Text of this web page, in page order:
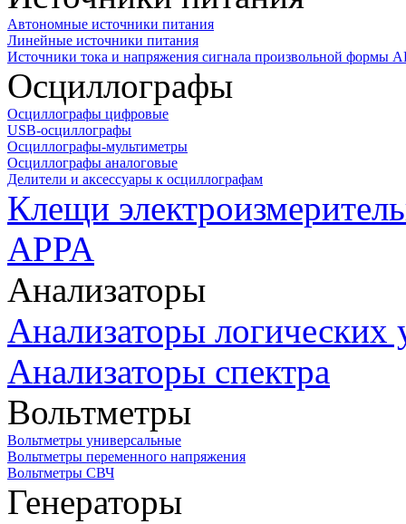
Автономные источники питания
Линейные источники питания
Источники тока и напряжения сигнала произвольной формы
Осциллографы
Осциллографы цифровые
USB-осциллографы
Осциллографы-мультиметры
Осциллографы аналоговые
Делители и аксессуары к осциллографам
Клещи
APPA
Анализаторы
Анализаторы логических
Анализаторы спектра
Вольтметры
Вольтметры универсальные
Вольтметры переменного напряжения
Вольтметры СВЧ
Генераторы